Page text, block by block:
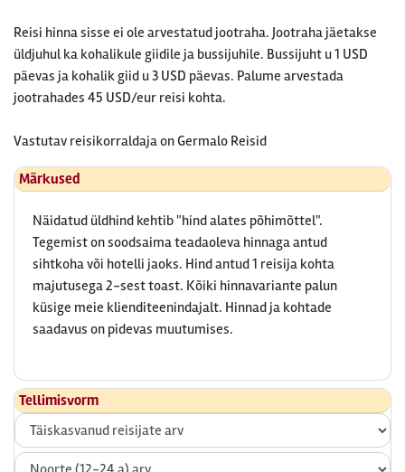
Reisi hinna sisse ei ole arvestatud jootraha. Jootraha jäetakse
üldjuhul ka kohalikule giidile ja bussijuhile. Bussijuht u 1 USD
päevas ja kohalik giid u 3 USD päevas. Palume arvestada
jootrahades 45 USD/eur reisi kohta.
Vastutav reisikorraldaja on Germalo Reisid
Märkused
Näidatud üldhind kehtib "hind alates põhimõttel".
Tegemist on soodsaima teadaoleva hinnaga antud
sihtkoha või hotelli jaoks. Hind antud 1 reisija kohta
majutusega 2-sest toast. Kõiki hinnavariante palun
küsige meie klienditeenindajalt. Hinnad ja kohtade
saadavus on pidevas muutumises.
Tellimisvorm